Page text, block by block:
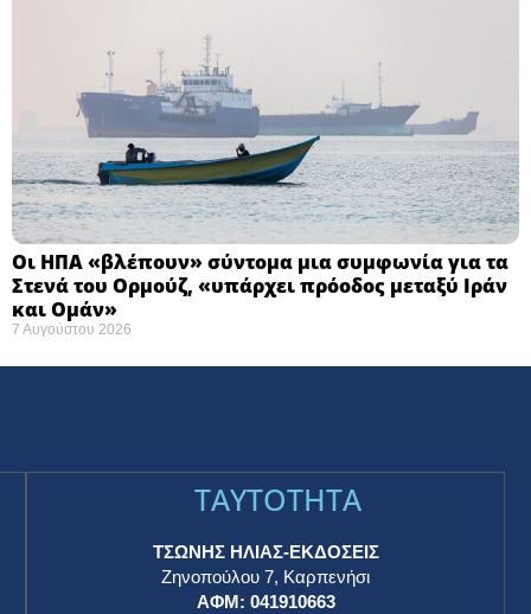
Οι ΗΠΑ «βλέπουν» σύντομα μια συμφωνία για τα
Στενά του Ορμούζ, «υπάρχει πρόοδος μεταξύ Ιράν
και Ομάν»
7 Αυγούστου 2026
TAYTOTHTA
ΤΣΩΝΗΣ ΗΛΙΑΣ-ΕΚΔΟΣΕΙΣ
Ζηνοπούλου 7, Καρπενήσι
ΑΦΜ: 041910663